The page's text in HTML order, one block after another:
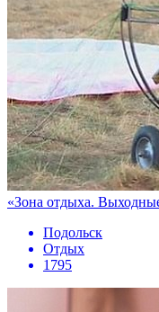
«Зона отдыха.
Подольск
Отдых
1795